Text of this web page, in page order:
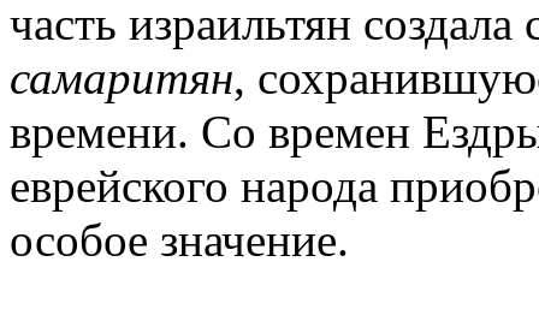
часть израильтян
самаритян,
времени. Со времен
еврейского народа
особое значение.